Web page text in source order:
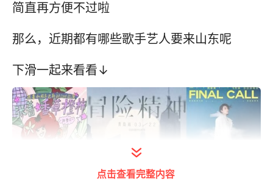
简直再方便不过啦
那么，近期都有哪些歌手艺人要来山东呢
下滑一起来看看↓
点击查看完整内容